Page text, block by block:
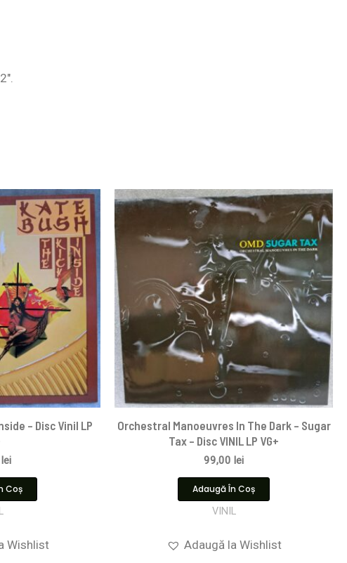
– Disc Vinil LP
lei
Coș
Wishlist
Orchestral Manoeuvres In The Dark – Sugar
Tax – Disc VINIL LP VG+
99,00 lei
Adaugă În Coș
VINIL
Adaugă la Wishlist